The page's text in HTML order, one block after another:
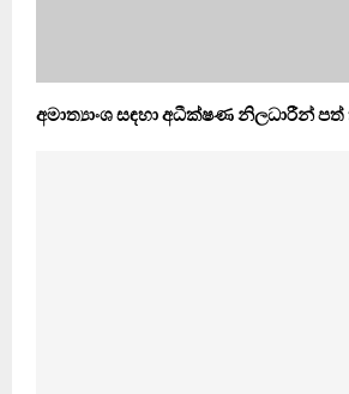
අමාත්‍යාංශ සඳහා අධීක්ෂණ නිලධාරීන්